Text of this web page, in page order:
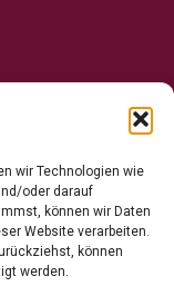
wir Technologien wie
oder darauf
können wir Daten
Website verarbeiten.
können
werden.